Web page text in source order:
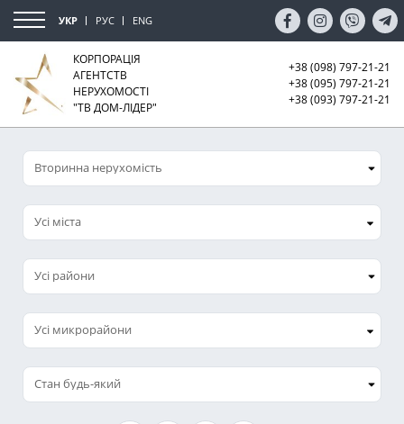
УКР РУС ENG
КОРПОРАЦІЯ
АГЕНТСТВ
НЕРУХОМОСТІ
"ТВ ДОМ-ЛІДЕР"
+38 (098) 797-21-21
+38 (095) 797-21-21
+38 (093) 797-21-21
Усі міста
Усі микрорайони